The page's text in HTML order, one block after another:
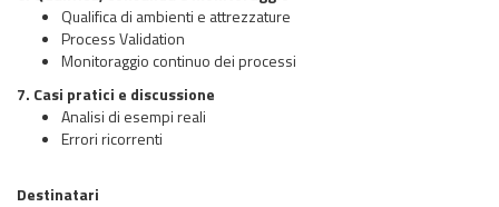
Qualifica di ambienti e attrezzature
Process Validation
Monitoraggio continuo dei processi
7. Casi pratici e discussione
Analisi di esempi reali
Errori ricorrenti
Destinatari